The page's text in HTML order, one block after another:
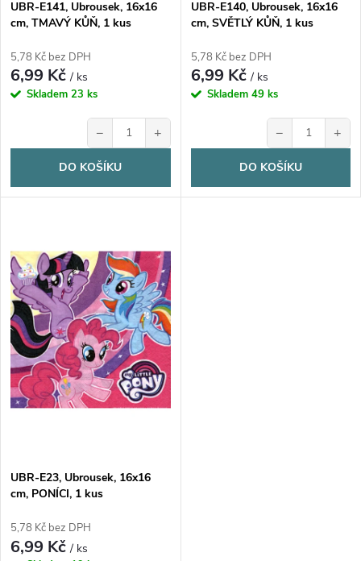
d
u
ů
o
d
u
k
t
UBR-E141, Ubrousek, 16x16
cm, TMAVÝ KŮŇ, 1 kus
5,78 Kč bez DPH
6,99 Kč/ ks
Skladem 23 ks
− +
DO KOŠÍKU
UBR-E140, Ubrousek, 16x16
cm, SVĚTLÝ KŮŇ, 1 kus
5,78 Kč bez DPH
6,99 Kč/ ks
Skladem 49 ks
− +
DO KOŠÍKU
UBR-E23, Ubrousek, 16x16
cm, PONÍCI, 1 kus
5,78 Kč bez DPH
6,99 Kč/ ks